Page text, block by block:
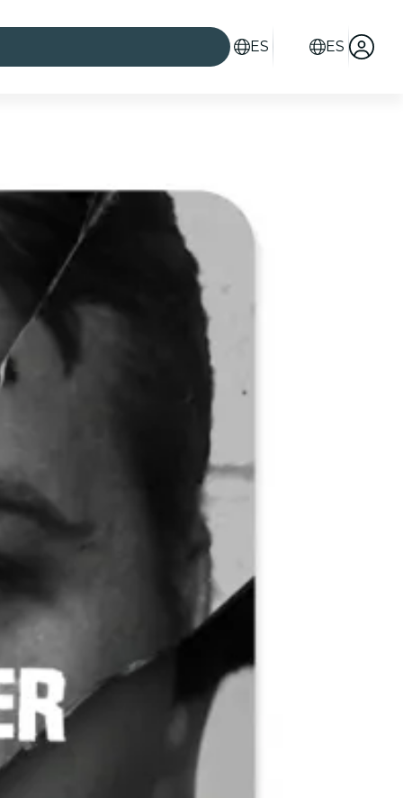
ES ES